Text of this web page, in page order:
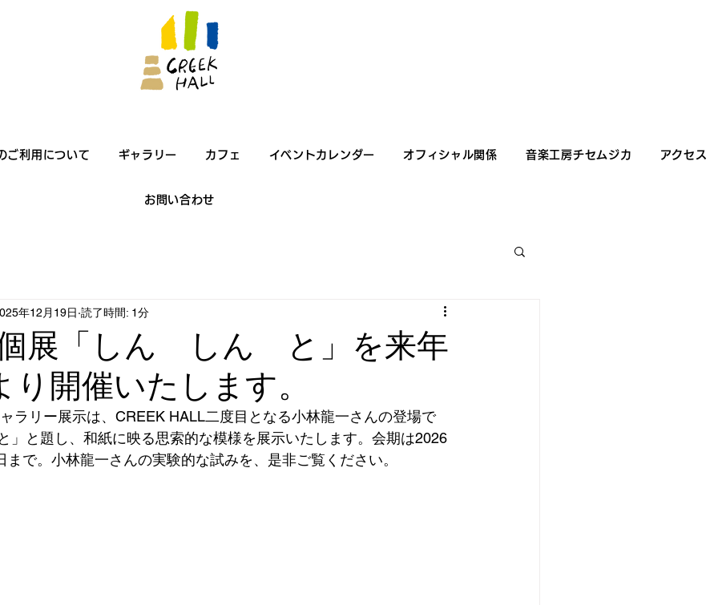
ご利用について ギャラリー カフェ イベントカレンダー オフィシャル関係 音楽工房チセムジカ アクセス
お問い合わせ
展「しん しん と」を来年
り開催いたします。
年12月19日 読了時間: 1分
ラリー展示は、CREEK HALL二度目となる小林龍一さんの登場で
」と題し、和紙に映る思索的な模様を展示いたします。会期は2026
で。小林龍一さんの実験的な試みを、是非ご覧ください。